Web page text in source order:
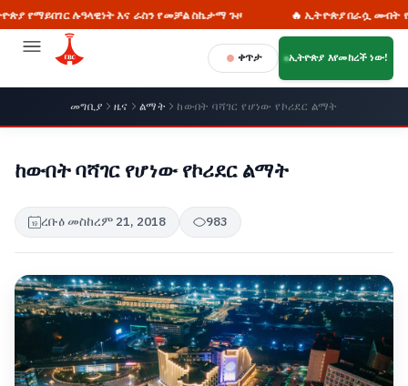
ሉዓላዊነት እና ራስን የመቻል ስኬታማ ጉዞ 🔥 ኢትዮጵያ በራሷ መብት የፈቃድ
ቀጥታ ኢትዮጵያ እየመከረች ነው!
መግቢያ ዜና ልማት ከውበት ባሻገር የሆነው የኮሪደር ልማት
ከውበት ባሻገር የሆነው የኮሪደር ልማት
ረቡዕ መስከረም 21, 2018 983